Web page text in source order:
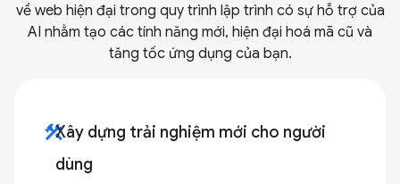
về web hiện đại trong quy trình lập trình có sự hỗ trợ của
AI nhằm tạo các tính năng mới, hiện đại hoá mã cũ và
tăng tốc ứng dụng của bạn.
constructionXây dựng trải nghiệm mới cho người
dùng